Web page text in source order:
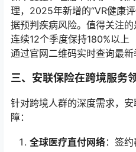
理，2025年新增的“VR健康
据预判疾病风险。值得关注
连续12个季度保持180%以上
通过官网二维码实时查询最新
三、安联保险在跨境服务
针对跨境人群的深度需求，
障：
全球医疗直付网络：签